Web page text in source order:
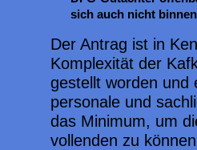
sich auch nicht
Der Antrag ist in
Komplexität der
gestellt worden und
personale und
das Minimum, um
vollenden zu